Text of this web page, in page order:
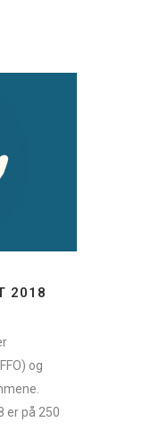
2018
og
er på 250